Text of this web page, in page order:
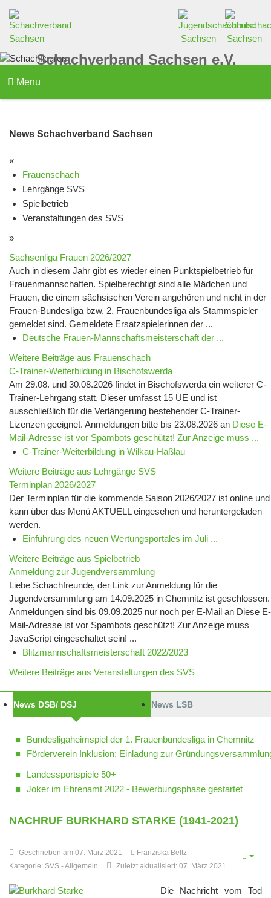
Schachverband Sachsen e.V.
Menu
News Schachverband Sachsen
«
Frauenschach
Lehrgänge SVS
Spielbetrieb
Veranstaltungen des SVS
»
Sachsenliga Frauen 2026/2027
Auch in diesem Jahr gibt es wieder einen Punktspielbetrieb für
Frauenmannschaften. Spielberechtigt sind alle Mädchen und
Frauen, die einem sächsischen Verein angehören und nicht in der
Frauen-Bundesliga bzw. 2. Frauenbundesliga als Stammspieler
gemeldet sind. Gemeldete Ersatzspielerinnen der ...
Deutsche Frauen-Mannschaftsmeisterschaft der ...
Weitere Beiträge aus Frauenschach
C-Trainer-Weiterbildung in Bischofswerda
Am 29.08. und 30.08.2026 findet in Bischofswerda ein weiterer C-
Trainer-Lehrgang statt. Dieser umfasst 15 UE und ist
ausschließlich für die Verlängerung bestehender C-Trainer-
Lizenzen geeignet. Anmeldungen bitte bis 23.08.2026 an Diese E-
Mail-Adresse ist vor Spambots geschützt! Zur Anzeige muss ...
C-Trainer-Weiterbildung in Wilkau-Haßlau
Weitere Beiträge aus Lehrgänge SVS
Terminplan 2026/2027
Der Terminplan für die kommende Saison 2026/2027 ist online und
kann über das Menü AKTUELL eingesehen und heruntergeladen
werden.
Einführung des neuen Wertungsportales im Juli ...
Weitere Beiträge aus Spielbetrieb
Anmeldung zur Jugendversammlung
Liebe Schachfreunde, der Link zur Anmeldung für die
Jugendversammlung am 14.09.2025 in Chemnitz ist geschlossen.
Anmeldungen sind bis 09.09.2025 nur noch per E-Mail an Diese E-
Mail-Adresse ist vor Spambots geschützt! Zur Anzeige muss
JavaScript eingeschaltet sein! ...
Blitzmannschaftsmeisterschaft 2022/2023
Weitere Beiträge aus Veranstaltungen des SVS
News DSB/ DSJ News LSB
Bundesligaheimspiel der 1. Frauenbundesliga in Chemnitz
Förderverein Inklusion: Einladung zur
Landessportspiele 50+
Joker im Ehrenamt 2022 - Bewerbungsphase gestartet
NACHRUF BURKHARD STARKE (1941-2021)
Geschrieben am 07. März 2021
Franziska Beltz
Kategorie: SVS -Allgemein Zuletzt aktualisiert: 07. März 2021
Die Nachricht vom Tod